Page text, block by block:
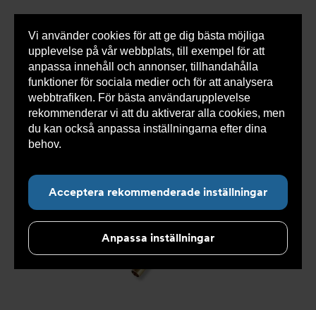
Vi använder cookies för att ge dig bästa möjliga
upplevelse på vår webbplats, till exempel för att
anpassa innehåll och annonser, tillhandahålla
funktioner för sociala medier och för att analysera
webbtrafiken. För bästa användarupplevelse
rekommenderar vi att du aktiverar alla cookies, men
du kan också anpassa inställningarna efter dina
behov.
Acceptera rekommenderade inställningar
Anpassa inställningar
0 varorSnabborder
Du
här:
Armatec > Produkter > Kyla > Slang >
Slang
OXY
> Slang OXY AT 5745- >
Slang OXY Inv. x Inv. 90°
AT 5745-W44314205